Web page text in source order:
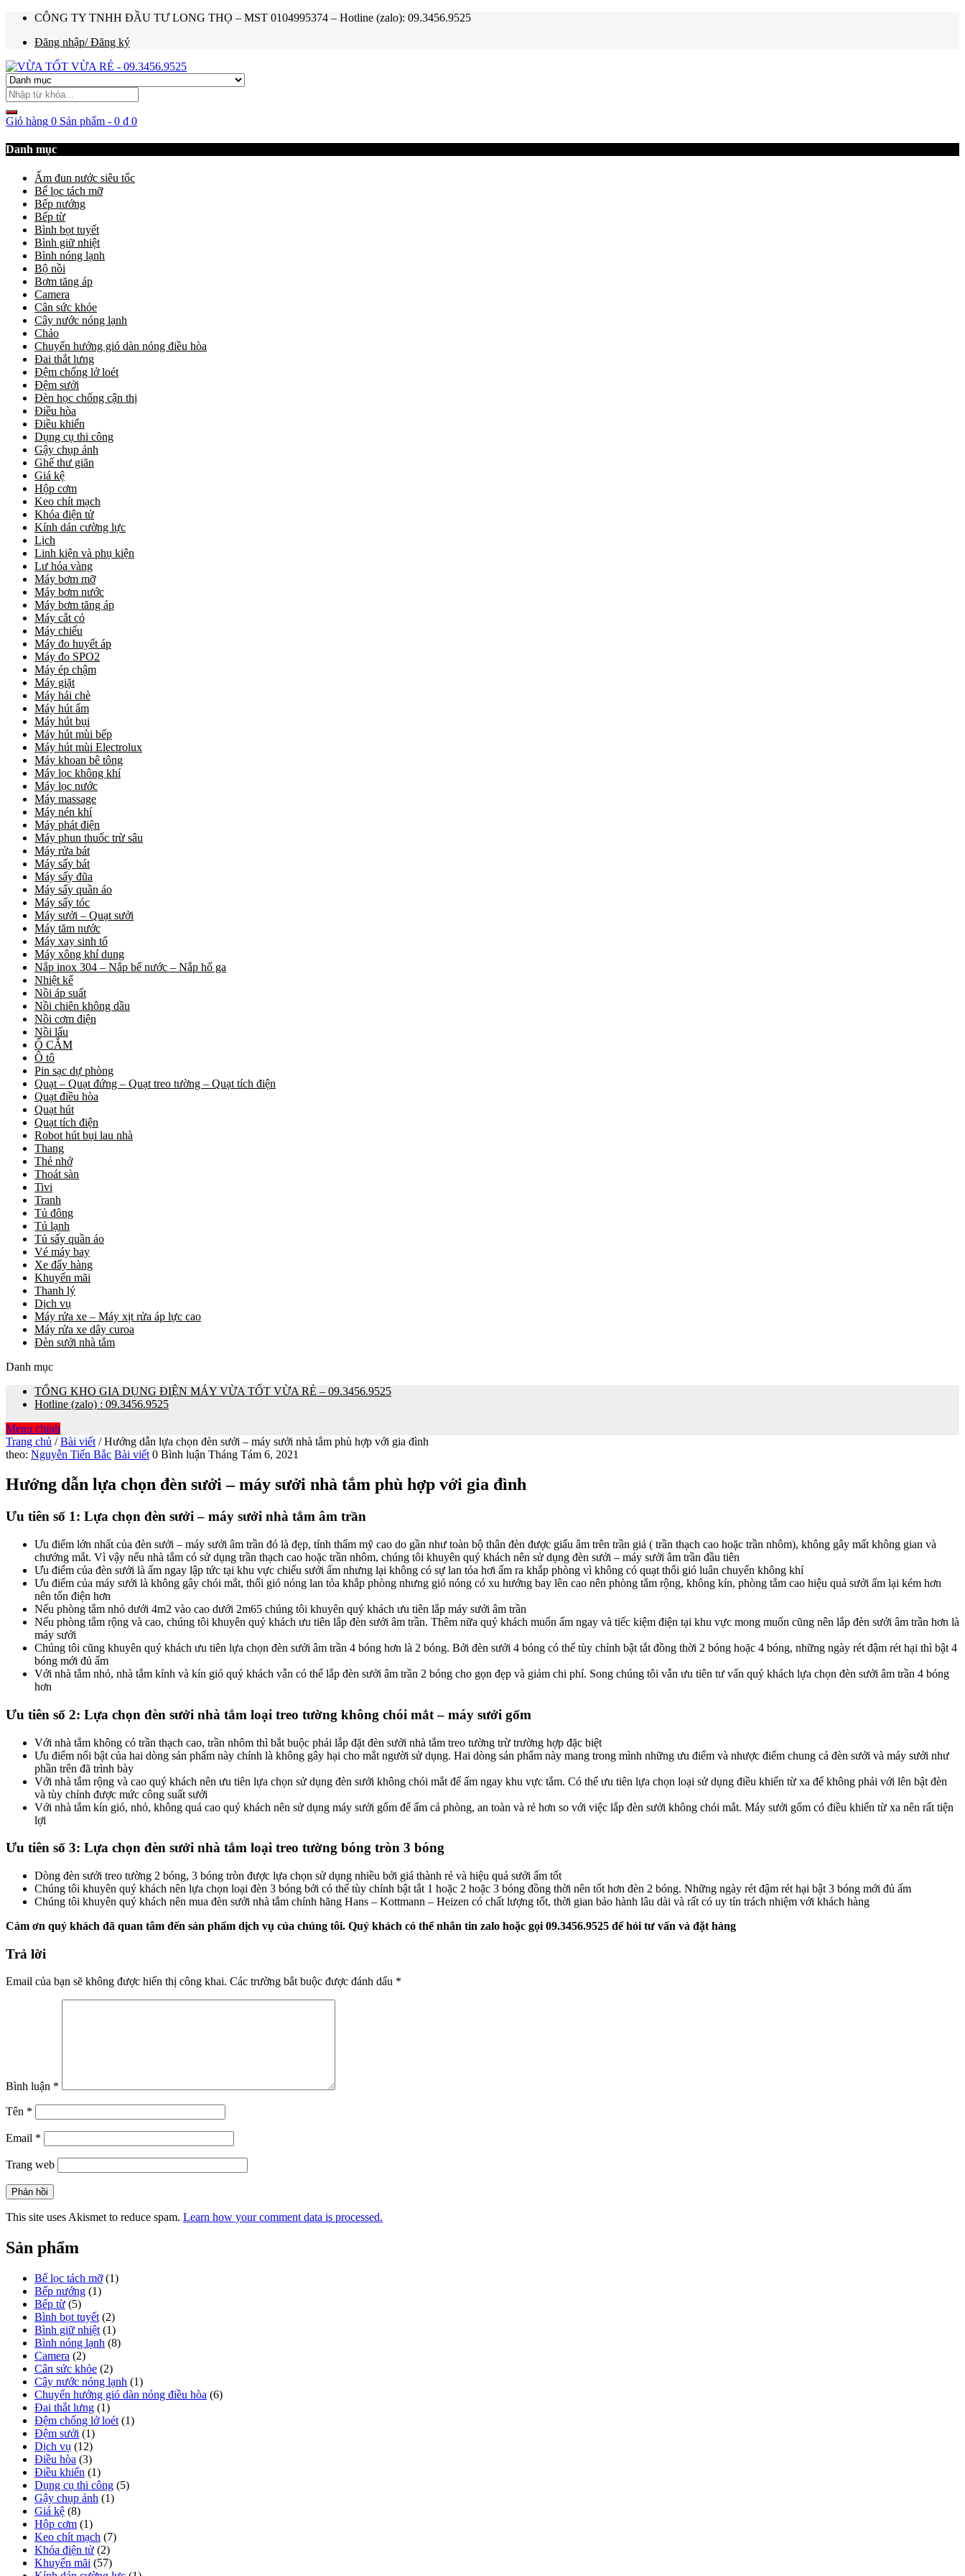
CÔNG TY TNHH ĐẦU TƯ LONG THỌ – MST 0104995374 – Hotline (zalo): 09.3456.9525
Đăng nhập/ Đăng ký
Giỏ hàng 0 Sản phẩm - 0 ₫ 0
Danh mục
Ấm đun nước siêu tốc
Bể lọc tách mỡ
Bếp nướng
Bếp từ
Bình bọt tuyết
Bình giữ nhiệt
Bình nóng lạnh
Bộ nồi
Bơm tăng áp
Camera
Cân sức khỏe
Cây nước nóng lạnh
Chảo
Chuyển hướng gió dàn nóng điều hòa
Đai thắt lưng
Đệm chống lở loét
Đệm sưởi
Đèn học chống cận thị
Điều hòa
Điều khiển
Dụng cụ thi công
Gậy chụp ảnh
Ghế thư giãn
Giá kệ
Hộp cơm
Keo chít mạch
Khóa điện tử
Kính dán cường lực
Lịch
Linh kiện và phụ kiện
Lư hóa vàng
Máy bơm mỡ
Máy bơm nước
Máy bơm tăng áp
Máy cắt cỏ
Máy chiếu
Máy đo huyết áp
Máy đo SPO2
Máy ép chậm
Máy giặt
Máy hái chè
Máy hút ẩm
Máy hút bụi
Máy hút mùi bếp
Máy hút mùi Electrolux
Máy khoan bê tông
Máy lọc không khí
Máy lọc nước
Máy massage
Máy nén khí
Máy phát điện
Máy phun thuốc trừ sâu
Máy rửa bát
Máy sấy bát
Máy sấy đũa
Máy sấy quần áo
Máy sấy tóc
Máy sưởi – Quạt sưởi
Máy tăm nước
Máy xay sinh tố
Máy xông khí dung
Nắp inox 304 – Nắp bể nước – Nắp hố ga
Nhiệt kế
Nồi áp suất
Nồi chiên không dầu
Nồi cơm điện
Nồi lẩu
Ổ CẮM
Ô tô
Pin sạc dự phòng
Quạt – Quạt đứng – Quạt treo tường – Quạt tích điện
Quạt điều hòa
Quạt hút
Quạt tích điện
Robot hút bụi lau nhà
Thang
Thẻ nhớ
Thoát sàn
Tivi
Tranh
Tủ đông
Tủ lạnh
Tủ sấy quần áo
Vé máy bay
Xe đẩy hàng
Khuyến mãi
Thanh lý
Dịch vụ
Máy rửa xe – Máy xịt rửa áp lực cao
Máy rửa xe dây curoa
Đèn sưởi nhà tắm
Danh mục
TỔNG KHO GIA DỤNG ĐIỆN MÁY VỪA TỐT VỪA RẺ – 09.3456.9525
Hotline (zalo) : 09.3456.9525
Menu chính
Trang chủ / Bài viết / Hướng dẫn lựa chọn đèn sưởi – máy sưởi nhà tắm phù hợp với gia đình
Hướng
dẫn
lựa
chọn
đèn
sưởi
máy
sưởi
nhà
tắm
phù
hợp
với
đình
theo: Nguyễn Tiến Bắc Bài viết 0 Bình luận Tháng Tám 6, 2021
Hướng dẫn lựa chọn đèn sưởi – máy sưởi nhà tắm phù hợp với gia đình
Ưu tiên số 1: Lựa chọn đèn sưởi – máy sưởi nhà tắm âm trần
Ưu điểm lớn nhất của đèn sưởi – máy sưởi âm trần đó là đẹp, tính thẩm mỹ cao do gần như toàn bộ thân đèn được giấu âm trên trần giả ( trần thạch cao hoặc trần nhôm), không gây mất không gian và
chướng mắt. Vì vậy nếu nhà tắm có sử dụng trần thạch cao hoặc trần nhôm, chúng tôi khuyên quý khách nên sử dụng đèn sưởi – máy sưởi âm trần đầu tiên
Ưu điểm của đèn sưởi là ấm ngay lập tức tại khu vực chiếu sưởi ấm nhưng lại không có sự lan tỏa hơi ấm ra khắp phòng vì không có quạt thổi gió luân chuyển không khí
Ưu điểm của máy sưởi là không gây chói mắt, thổi gió nóng lan tỏa khắp phòng nhưng gió nóng có xu hướng bay lên cao nên phòng tắm rộng, không kín, phòng tắm cao hiệu quả sưởi ấm lại kém hơn
nên tốn điện hơn
Nếu phòng tắm nhỏ dưới 4m2 vào cao dưới 2m65 chúng tôi khuyên quý khách ưu tiên lắp máy sưởi âm trần
Nếu phòng tắm rộng và cao, chúng tôi khuyên quý khách ưu tiên lắp đèn sưởi âm trần. Thêm nữa quý khách muốn ấm ngay và tiếc kiệm điện tại khu vực mong muốn cũng nên lắp đèn sưởi âm trần hơn là
máy sưởi
Chúng tôi cũng khuyên quý khách ưu tiên lựa chọn đèn sưởi âm trần 4 bóng hơn là 2 bóng. Bởi đèn sưởi 4 bóng có thể tùy chỉnh bật tắt đồng thời 2 bóng hoặc 4 bóng, những ngày rét đậm rét hại thì bật 4
bóng mới đủ ấm
Với nhà tắm nhỏ, nhà tắm kính và kín gió quý khách vẫn có thể lắp đèn sưởi âm trần 2 bóng cho gọn đẹp và giảm chi phí. Song chúng tôi vẫn ưu tiên tư vấn quý khách lựa chọn đèn sưởi âm trần 4 bóng
hơn
Ưu tiên số 2: Lựa chọn đèn sưởi nhà tắm loại treo tường không chói mắt – máy sưởi gốm
Với nhà tắm không có trần thạch cao, trần nhôm thì bắt buộc phải lắp đặt đèn sưởi nhà tắm treo tường trừ trường hợp đặc biệt
Ưu điểm nổi bật của hai dòng sản phẩm này chính là không gây hại cho mắt người sử dụng. Hai dòng sản phẩm này mang trong mình những ưu điểm và nhược điểm chung cả đèn sưởi và máy sưởi như
phần trên đã trình bày
Với nhà tắm rộng và cao quý khách nên ưu tiên lựa chọn sử dụng đèn sưởi không chói mắt để ấm ngay khu vực tắm. Có thể ưu tiên lựa chọn loại sử dụng điều khiển từ xa để không phải với lên bật đèn
và tùy chỉnh được mức công suất sưởi
Với nhà tắm kín gió, nhỏ, không quá cao quý khách nên sử dụng máy sưởi gốm để ấm cả phòng, an toàn và rẻ hơn so với việc lắp đèn sưởi không chói mắt. Máy sưởi gốm có điều khiển từ xa nên rất tiện
lợi
Ưu tiên số 3: Lựa chọn đèn sưởi nhà tắm loại treo tường bóng tròn 3 bóng
Dòng đèn sưởi treo tường 2 bóng, 3 bóng tròn được lựa chọn sử dụng nhiều bởi giá thành rẻ và hiệu quả sưởi ấm tốt
Chúng tôi khuyên quý khách nên lựa chọn loại đèn 3 bóng bởi có thể tùy chỉnh bật tắt 1 hoặc 2 hoặc 3 bóng đồng thời nên tốt hơn đèn 2 bóng. Những ngày rét đậm rét hại bật 3 bóng mới đủ ấm
Chúng tôi khuyên quý khách nên mua đèn sưởi nhà tắm chính hãng Hans – Kottmann – Heizen có chất lượng tốt, thời gian bảo hành lâu dài và rất có uy tín trách nhiệm với khách hàng
Cảm ơn quý khách đã quan tâm đến sản phẩm dịch vụ của chúng tôi. Quý khách có thể nhắn tin zalo hoặc gọi 09.3456.9525 để hỏi tư vấn và đặt hàng
Trả lời
Email của bạn sẽ không được hiển thị công khai. Các trường bắt buộc được đánh dấu *
Bình luận *
Tên *
Email *
Trang web
This site uses Akismet to reduce spam. Learn how your comment data is processed.
Sản phẩm
Bể lọc tách mỡ (1)
Bếp nướng (1)
Bếp từ (5)
Bình bọt tuyết (2)
Bình giữ nhiệt (1)
Bình nóng lạnh (8)
Camera (2)
Cân sức khỏe (2)
Cây nước nóng lạnh (1)
Chuyển hướng gió dàn nóng điều hòa (6)
Đai thắt lưng (1)
Đệm chống lở loét (1)
Đệm sưởi (1)
Dịch vụ (12)
Điều hòa (3)
Điều khiển (1)
Dụng cụ thi công (5)
Gậy chụp ảnh (1)
Giá kệ (8)
Hộp cơm (1)
Keo chít mạch (7)
Khóa điện tử (2)
Khuyến mãi (57)